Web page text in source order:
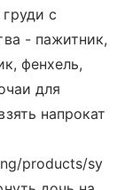
с
- пажитник,
фенхель,
для
напрокат
products/sy